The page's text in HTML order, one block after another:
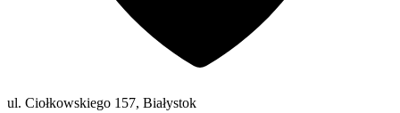
ul. Ciołkowskiego 157, Białystok